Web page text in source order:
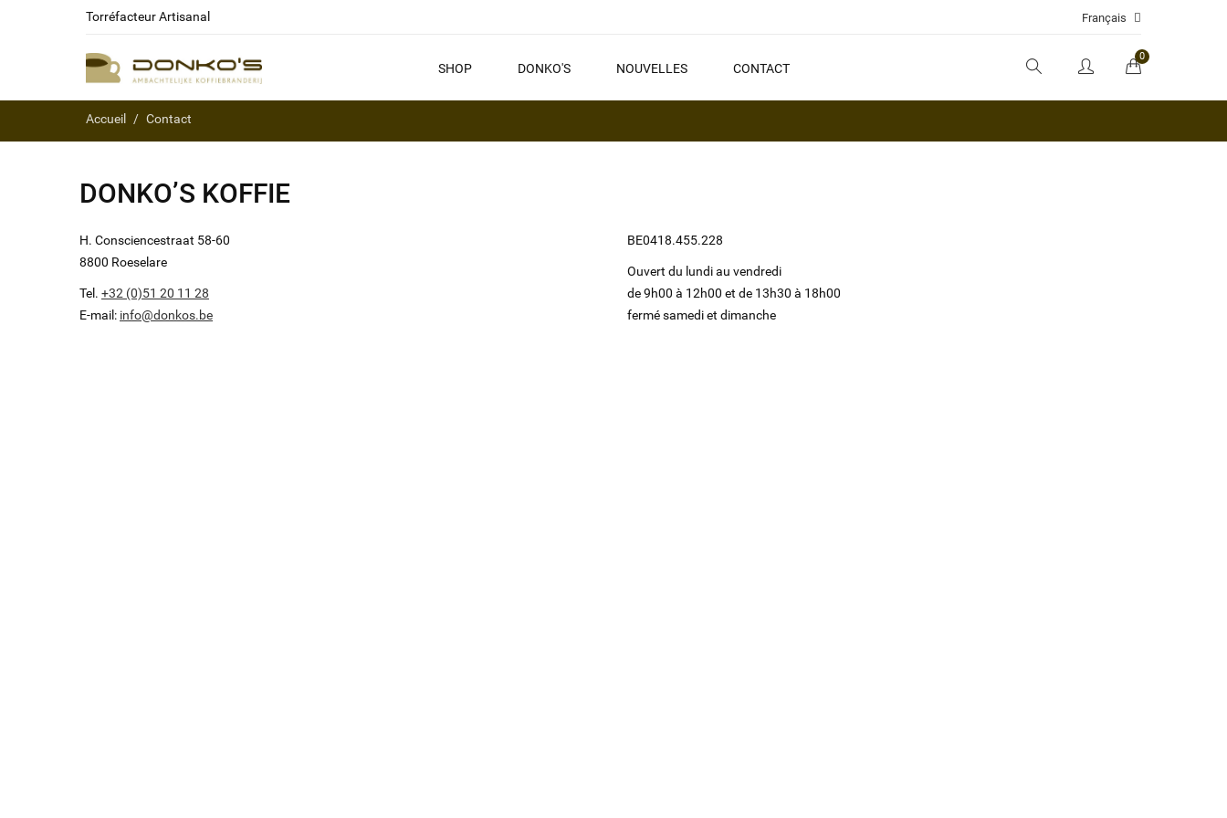
Torréfacteur Artisanal Français
SHOP DONKO'S NOUVELLES CONTACT
0
Accueil Contact
DONKO’S KOFFIE
H. Consciencestraat 58-60
8800 Roeselare
Tel. +32 (0)51 20 11 28
E-mail: info@donkos.be
BE0418.455.228
Ouvert du lundi au vendredi
de 9h00 à 12h00 et de 13h30 à 18h00
fermé samedi et dimanche